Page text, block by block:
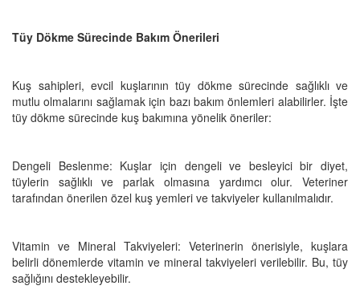
Tüy Dökme Sürecinde Bakım Önerileri
Kuş sahipleri, evcil kuşlarının tüy dökme sürecinde sağlıklı ve
mutlu olmalarını sağlamak için bazı bakım önlemleri alabilirler. İşte
tüy dökme sürecinde kuş bakımına yönelik öneriler:
Dengeli Beslenme: Kuşlar için dengeli ve besleyici bir diyet,
tüylerin sağlıklı ve parlak olmasına yardımcı olur. Veteriner
tarafından önerilen özel kuş yemleri ve takviyeler kullanılmalıdır.
Vitamin ve Mineral Takviyeleri: Veterinerin önerisiyle, kuşlara
belirli dönemlerde vitamin ve mineral takviyeleri verilebilir. Bu, tüy
sağlığını destekleyebilir.